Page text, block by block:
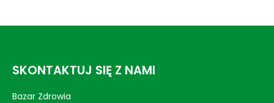
SKONTAKTUJ SIĘ Z NAMI
Bazar Zdrowia